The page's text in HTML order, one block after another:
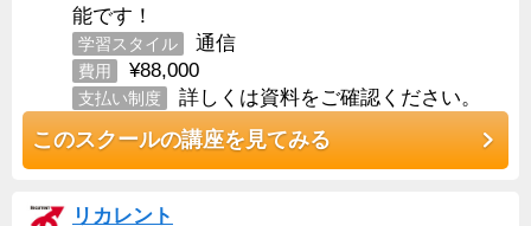
能です！
学習スタイル 通信
費用 ¥88,000
支払い制度 詳しくは資料をご確認ください。
このスクールの講座を見てみる
リカレント